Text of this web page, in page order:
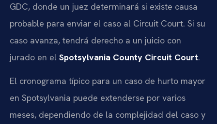
GDC, donde un juez determinará si existe causa
probable para enviar el caso al Circuit Court. Si su
caso avanza, tendrá derecho a un juicio con
jurado en el Spotsylvania County Circuit Court.
El cronograma típico para un caso de hurto mayor
en Spotsylvania puede extenderse por varios
meses, dependiendo de la complejidad del caso y